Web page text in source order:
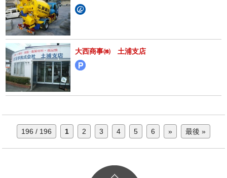
大西商事㈱ 土浦支店
196 / 196 1 2 3 4 5 6 » 最後 »